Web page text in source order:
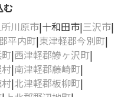
む
川原市 十和田市 三沢市
平内町 東津軽郡今別町
西津軽郡鰺ヶ沢町
南津軽郡藤崎町
北津軽郡板柳町